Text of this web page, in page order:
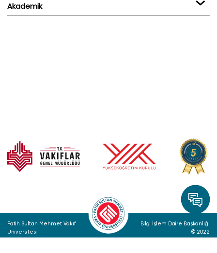
Akademik
Fatih Sultan Mehmet Vakıf
Üniversitesi
Bilgi İşlem Daire Başkanlığı
© 2022